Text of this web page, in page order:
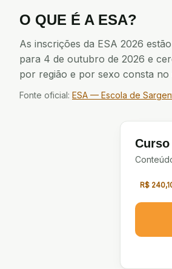
O QUE É A ESA?
As inscrições da ESA 2026
para 4 de outubro de 2026 e
por região e por sexo consta no
Fonte oficial: ESA — Escola de
Curso
R$